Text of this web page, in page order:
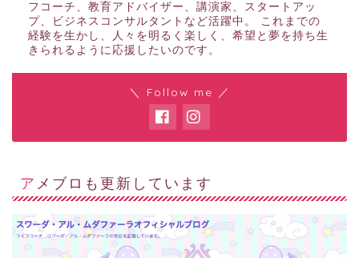
フコーチ、教育アドバイザー、講演家、スタートアッ
プ、ビジネスコンサルタントなど活躍中。 これまでの
経験を生かし、人々を明るく楽しく、希望と夢を持ち生
きられるように応援したいのです。
＼ Follow me ／
アメブロも更新しています